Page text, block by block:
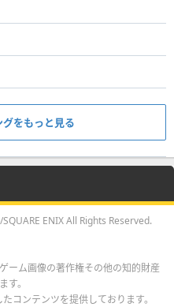
をもっと見る
ENIX All Rights Reserved.
ーム画像の著作権その他の知的財産
。
コンテンツを提供しております。